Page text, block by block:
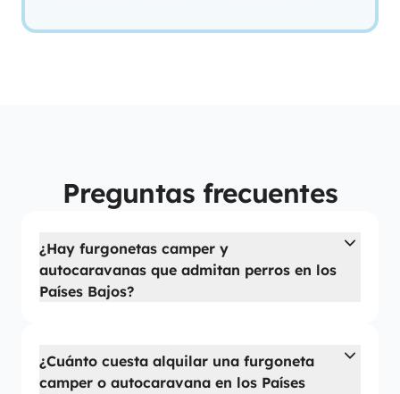
Preguntas frecuentes
¿Hay furgonetas camper y
autocaravanas que admitan perros en los
Países Bajos?
¿Cuánto cuesta alquilar una furgoneta
camper o autocaravana en los Países